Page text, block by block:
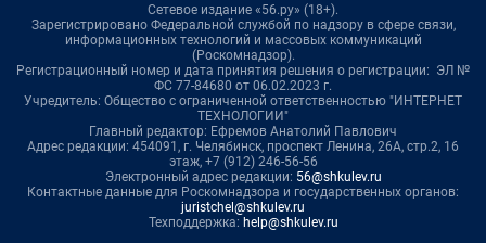
Сетевое издание «56.ру» (18+).
Зарегистрировано Федеральной службой по надзору в сфере связи,
информационных технологий и массовых коммуникаций
(Роскомнадзор).
Регистрационный номер и дата принятия решения о регистрации: ЭЛ №
ФС 77-84680 от 06.02.2023 г.
Учредитель: Общество с ограниченной ответственностью "ИНТЕРНЕТ
ТЕХНОЛОГИИ"
Главный редактор: Ефремов Анатолий Павлович
Адрес редакции: 454091, г. Челябинск, проспект Ленина, 26А, стр.2, 16
этаж, +7 (912) 246-56-56
Электронный адрес редакции: 56@shkulev.ru
Контактные данные для Роскомнадзора и государственных органов:
juristchel@shkulev.ru
Техподдержка: help@shkulev.ru